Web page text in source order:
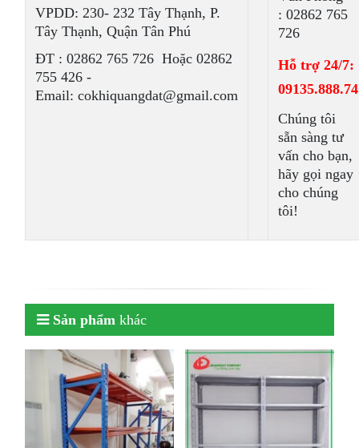
VPDD: 230- 232 Tây Thạnh, P.
Tây Thạnh, Quận Tân Phú
ÐT : 02862 765 726 Hoặc 02862
755 426 -
Email: cokhiquangdat@gmail.com
: 02862 765
726
Hỗ trợ 24/7:
09135.888.74
Chúng tôi
sẵn sàng tư
vấn cho bạn,
hãy gọi ngay
cho chúng
tôi!
Sản phẩm khác